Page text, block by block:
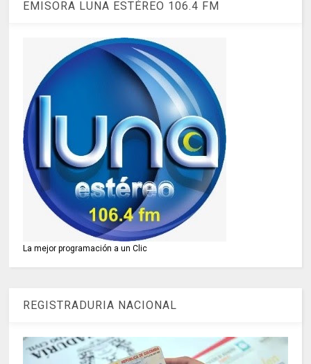
EMISORA LUNA ESTÉREO 106.4 FM
La mejor programación a un Clic
REGISTRADURIA NACIONAL